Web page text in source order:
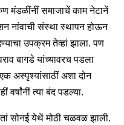
मंडळींनीं समाजाचें काम नेटानें
नांवाची संस्था स्थापन होऊन
उपक्रम तेव्हां झाला. पण
बागडे यांच्यावरच पडला
एक अस्पृश्यांसाठीं अशा दोन
वर्षांनीं त्या बंद पडल्या.
सोनई येथें मोठी चळवळ झाली.